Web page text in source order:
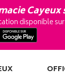
disponible